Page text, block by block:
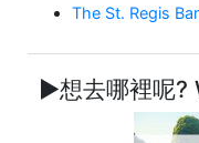
The St. Regis
►想去哪裡呢?